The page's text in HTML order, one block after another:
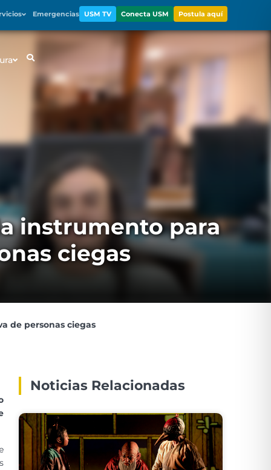
Emergencias USM TV Conecta USM Postula aquí
instrumento para
ciegas
de personas ciegas
Noticias Relacionadas